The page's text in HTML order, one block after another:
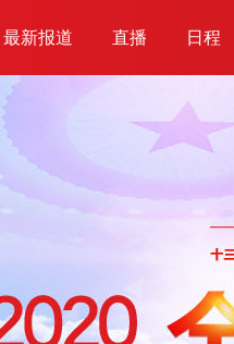
最新报道 直播 日程